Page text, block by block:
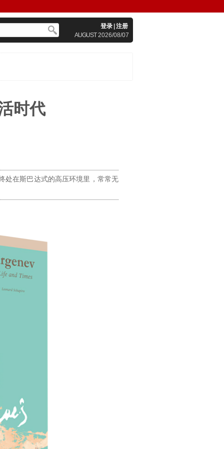
登录 注册
AUGUST2026/08/07
时代
处在斯巴达式的高压环境里，常常无